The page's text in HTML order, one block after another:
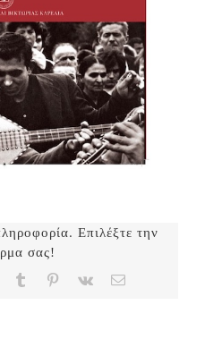
Επιλέξτε την
σας!
Tumblr Pinterest
Vk Email